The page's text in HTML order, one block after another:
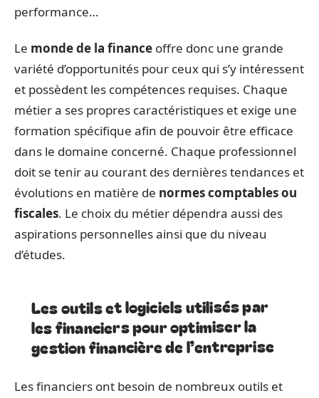
performance…
Le monde de la finance offre donc une grande
variété d’opportunités pour ceux qui s’y intéressent
et possèdent les compétences requises. Chaque
métier a ses propres caractéristiques et exige une
formation spécifique afin de pouvoir être efficace
dans le domaine concerné. Chaque professionnel
doit se tenir au courant des dernières tendances et
évolutions en matière de normes comptables ou
fiscales. Le choix du métier dépendra aussi des
aspirations personnelles ainsi que du niveau
d’études.
Les outils et logiciels utilisés par
les financiers pour optimiser la
gestion financière de l’entreprise
Les financiers ont besoin de nombreux outils et